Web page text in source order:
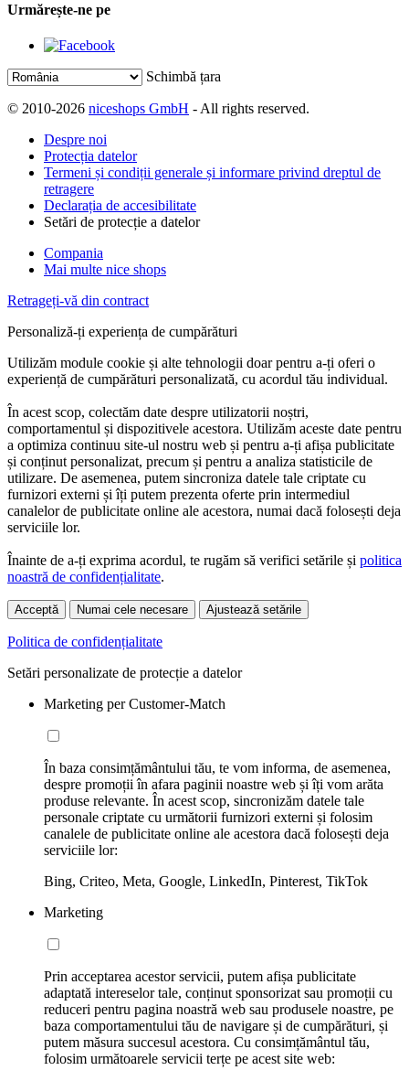
Urmărește-ne pe
Schimbă țara
© 2010-2026 niceshops GmbH - All rights reserved.
Despre noi
Protecția datelor
Termeni și condiții generale și informare privind dreptul de
retragere
Declarația de accesibilitate
Setări de protecție a datelor
Compania
Mai multe nice shops
Retrageți-vă din contract
Personaliză-ți experiența de cumpărături
Utilizăm module cookie și alte tehnologii doar pentru a-ți oferi o
experiență de cumpărături personalizată, cu acordul tău individual.
În acest scop, colectăm date despre utilizatorii noștri,
comportamentul și dispozitivele acestora. Utilizăm aceste date pentru
a optimiza continuu site-ul nostru web și pentru a-ți afișa publicitate
și conținut personalizat, precum și pentru a analiza statisticile de
utilizare. De asemenea, putem sincroniza datele tale criptate cu
furnizori externi și îți putem prezenta oferte prin intermediul
canalelor de publicitate online ale acestora, numai dacă folosești deja
serviciile lor.
Înainte de a-ți exprima acordul, te rugăm să verifici setările și politica
noastră de confidențialitate.
Acceptă Numai cele necesare Ajustează setările
Politica de confidențialitate
Setări personalizate de protecție a datelor
Marketing per Customer-Match
În baza consimțământului tău, te vom informa, de asemenea,
despre promoții în afara paginii noastre web și îți vom arăta
produse relevante. În acest scop, sincronizăm datele tale
personale criptate cu următorii furnizori externi și folosim
canalele de publicitate online ale acestora dacă folosești deja
serviciile lor:
Bing, Criteo, Meta, Google, LinkedIn, Pinterest, TikTok
Marketing
Prin acceptarea acestor servicii, putem afișa publicitate
adaptată intereselor tale, conținut sponsorizat sau promoții cu
reduceri pentru pagina noastră web sau produsele noastre, pe
baza comportamentului tău de navigare și de cumpărături, și
putem măsura succesul acestora. Cu consimțământul tău,
folosim următoarele servicii terțe pe acest site web: